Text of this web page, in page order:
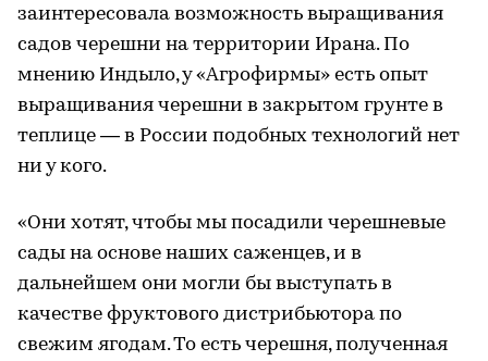
заинтересовала возможность выращивания
садов черешни на территории Ирана. По
мнению Индыло, у «Агрофирмы» есть опыт
выращивания черешни в закрытом грунте в
теплице — в России подобных технологий нет
ни у кого.
«Они хотят, чтобы мы посадили черешневые
сады на основе наших саженцев, и в
дальнейшем они могли бы выступать в
качестве фруктового дистрибьютора по
свежим ягодам. То есть черешня, полученная